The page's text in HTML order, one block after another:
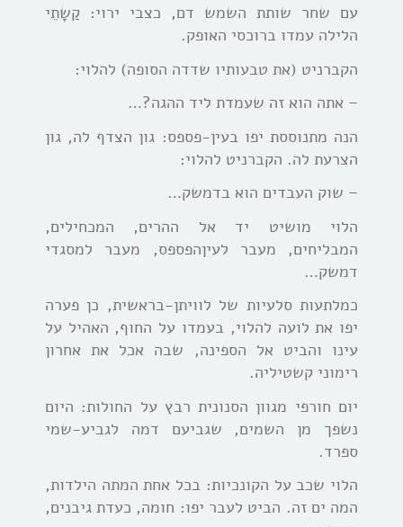
עם שחר שותת השמש דם, כצבי ירוי: קַשָתֵי
הלילה עמדו ברוכסי האופק.
הקברניט (את טבעותיו שדדה הסופה) להלוי:
– אתה הוא זה שעמדת ליד ההגה?…
הנה מתנוססת יפו בעין-פספס: גון הצדף לה, גון
הצרעת לה. הקברניט להלוי:
– שוק העבדים הוא בדמשק…
הלוי מושיט יד אל ההרים, המכחילים,
המבליחים, מעבר לעיןהפספס, מעבר למסגדי
דמשק…
כמלתעות סלעיות של לוויתן-בראשית, כן פערה
יפו את לועה להלוי, בעמדו על החוף, האהיל על
עינו והביט אל הספינה, שבה אכל את אחרון
רימוני קשטיליה.
יום חורפי מגוון הסנונית רבץ על החולות: היום
נשפך מן השמים, שגביעם דמה לגביע-שמי
ספרד.
הלוי שכב על הקונכיות: בכל אחת המתה הילדות,
המה ים זה. הביט לעבר יפו: חומה, כעדת גיבנים,